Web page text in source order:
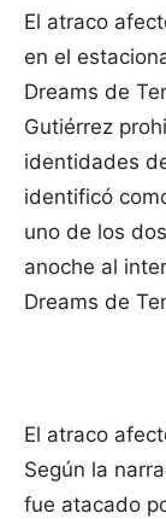
El atraco
en el
Dreams de
Gutiérrez
identidades
identificó
uno de los
anoche al
Dreams de
El atraco
Según la
fue atacado